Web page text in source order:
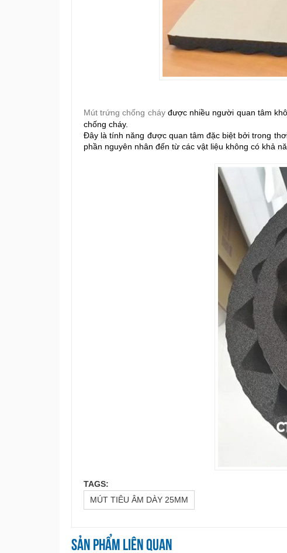
Mút trứng chống cháy được nhiều người quan tâm
chống cháy.
Đây là tính năng được quan tâm đặc biệt bởi trong
phần nguyên nhân đến từ các vật liệu không có khả
TAGS:
MÚT TIÊU ÂM DÀY 25MM
Sản phẩm liên quan